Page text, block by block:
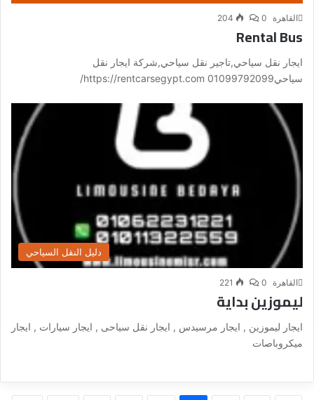
القاهرة 0
204
Rental Bus
ايجار نقل سياحي,تاجير نقل سياحي,شركة ايجار نقل
سياحي01099792099 https://rentcarsegypt.com/
دليل النقل السياحي
القاهرة 0
221
ليموزين بداية
ايجار ليموزين , ايجار مرسيدس , ايجار نقل سياحى , ايجار سيارات , ايجار
ميكروباصات